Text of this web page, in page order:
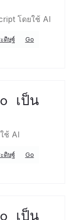
โดยใช้ AI
ดิษฐ์
Go
เป็น
ช้ AI
ดิษฐ์
Go
เป็น